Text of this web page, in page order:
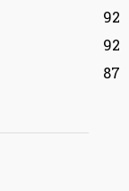
92
92
87